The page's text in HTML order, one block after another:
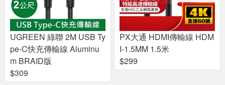
UGREEN 綠聯 2M USB Ty
pe-C快充傳輸線 Aluminu
m BRAID版
$309
PX大通 HDMI傳輸線 HDM
I-1.5MM 1.5米
$299